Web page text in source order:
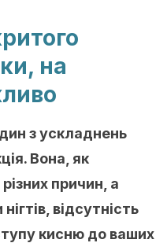
на
з ускладнень
Вона, як
причин, а
відсутність
кисню до ваших